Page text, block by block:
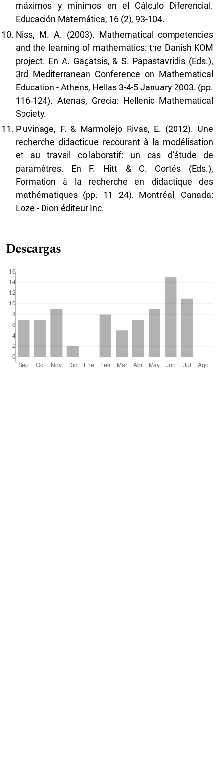
máximos y mínimos en el Cálculo Diferencial.
Educación Matemática, 16 (2), 93-104.
Niss, M. A. (2003). Mathematical competencies
and the learning of mathematics: the Danish KOM
project. En A. Gagatsis, & S. Papastavridis (Eds.),
3rd Mediterranean Conference on Mathematical
Education - Athens, Hellas 3-4-5 January 2003. (pp.
116-124). Atenas, Grecia: Hellenic Mathematical
Society.
Pluvinage, F. & Marmolejo Rivas, E. (2012). Une
recherche didactique recourant à la modélisation
et au travail collaboratif: un cas d’étude de
paramètres. En F. Hitt & C. Cortés (Eds.),
Formation à la recherche en didactique des
mathématiques (pp. 11–24). Montréal, Canada:
Loze - Dion éditeur Inc.
Descargas